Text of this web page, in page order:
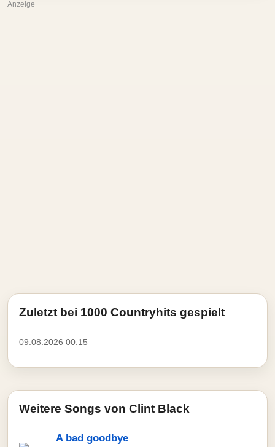
Anzeige
Zuletzt bei 1000 Countryhits gespielt
09.08.2026 00:15
Weitere Songs von Clint Black
A bad goodbye